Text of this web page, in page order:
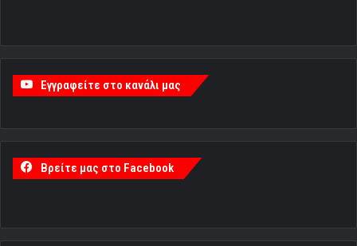
Εγγραφείτε στο κανάλι μας
Βρείτε μας στο Facebook